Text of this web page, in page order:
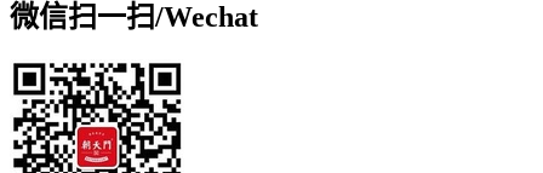
微信扫一扫/Wechat